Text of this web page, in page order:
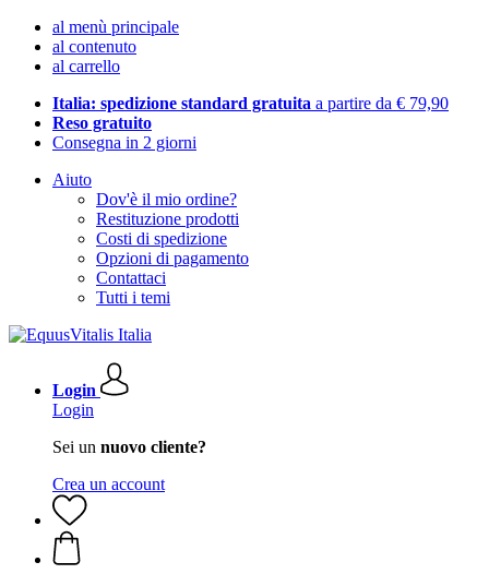
al menù principale
al contenuto
al carrello
Italia: spedizione standard gratuita a partire da € 79,90
Reso gratuito
Consegna in 2 giorni
Aiuto
Dov'è il mio ordine?
Restituzione prodotti
Costi di spedizione
Opzioni di pagamento
Contattaci
Tutti i temi
Login
Login
Sei un nuovo cliente?
Crea un account